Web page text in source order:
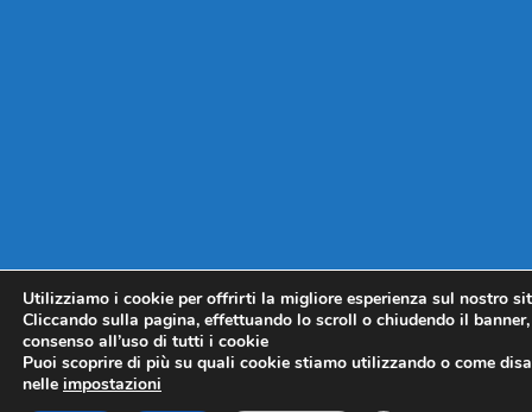
Utilizziamo i cookie per offrirti la migliore esperienza sul nostro
Cliccando sulla pagina, effettuando lo scroll o chiudendo il
consenso all’uso di tutti i cookie
Puoi scoprire di più su quali cookie stiamo utilizzando o come
nelle impostazioni